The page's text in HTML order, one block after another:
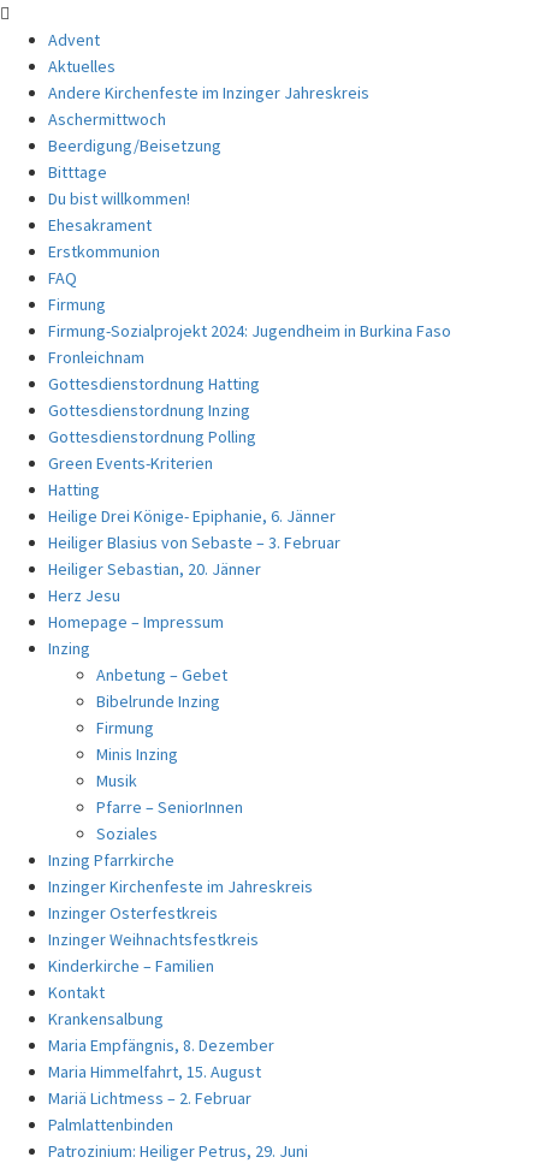
Advent
Aktuelles
Andere Kirchenfeste im Inzinger Jahreskreis
Aschermittwoch
Beerdigung/Beisetzung
Bitttage
Du bist willkommen!
Ehesakrament
Erstkommunion
FAQ
Firmung
Firmung-Sozialprojekt 2024: Jugendheim in Burkina Faso
Fronleichnam
Gottesdienstordnung Hatting
Gottesdienstordnung Inzing
Gottesdienstordnung Polling
Green Events-Kriterien
Hatting
Heilige Drei Könige- Epiphanie, 6. Jänner
Heiliger Blasius von Sebaste – 3. Februar
Heiliger Sebastian, 20. Jänner
Herz Jesu
Homepage – Impressum
Inzing
Anbetung – Gebet
Bibelrunde Inzing
Firmung
Minis Inzing
Musik
Pfarre – SeniorInnen
Soziales
Inzing Pfarrkirche
Inzinger Kirchenfeste im Jahreskreis
Inzinger Osterfestkreis
Inzinger Weihnachtsfestkreis
Kinderkirche – Familien
Kontakt
Krankensalbung
Maria Empfängnis, 8. Dezember
Maria Himmelfahrt, 15. August
Mariä Lichtmess – 2. Februar
Palmlattenbinden
Patrozinium: Heiliger Petrus, 29. Juni